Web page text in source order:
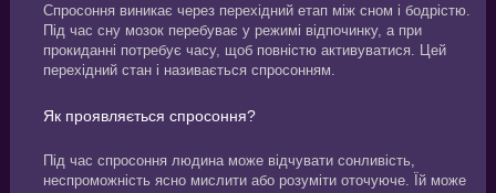
Спросоння виникає через перехідний етап між сном і бодрістю.
Під час сну мозок перебуває у режимі відпочинку, а при
прокиданні потребує часу, щоб повністю активуватися. Цей
перехідний стан і називається спросонням.
Як проявляється спросоння?
Під час спросоння людина може відчувати сонливість,
неспроможність ясно мислити або розуміти оточуюче. Їй може